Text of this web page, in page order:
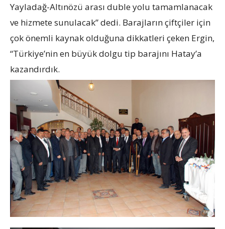
Yayladağ-Altınözü arası duble yolu tamamlanacak
ve hizmete sunulacak” dedi. Barajların çiftçiler için
çok önemli kaynak olduğuna dikkatleri çeken Ergin,
“Türkiye’nin en büyük dolgu tip barajını Hatay’a
kazandırdık.